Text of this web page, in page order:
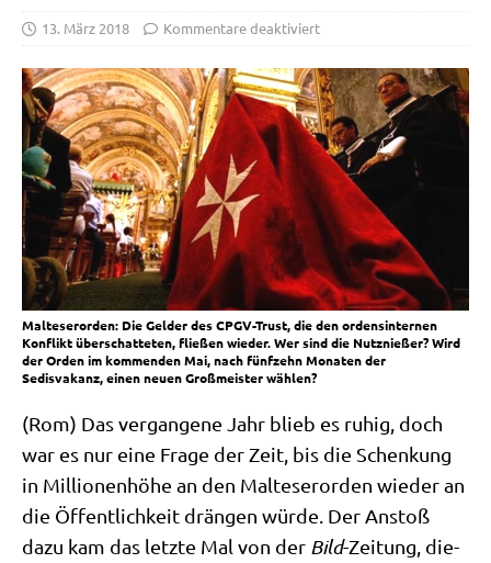
13. März 2018 Kommentare deaktiviert
Malteserorden: Die Gelder des CPGV-Trust, die den ordensinternen
Konflikt überschatteten, fließen wieder. Wer sind die Nutznießer? Wird
der Orden im kommenden Mai, nach fünfzehn Monaten der
Sedisvakanz, einen neuen Großmeister wählen?
(Rom) Das ver­gan­ge­ne Jahr blieb es ruhig, doch
war es nur eine Fra­ge der Zeit, bis die Schen­kung
in Mil­lio­nen­hö­he an den Mal­te­ser­or­den wie­der an
die Öffent­lich­keit drän­gen wür­de. Der Anstoß
dazu kam das letz­te Mal von der Bild-Zei­tung, die­